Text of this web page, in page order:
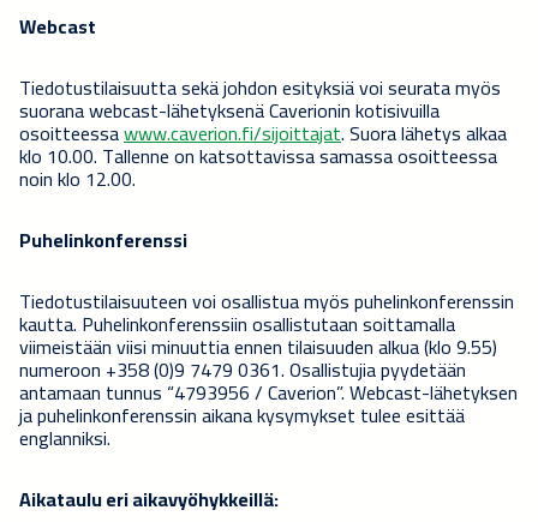
Webcast
Tiedotustilaisuutta sekä johdon esityksiä voi seurata myös
suorana webcast-lähetyksenä Caverionin kotisivuilla
osoitteessawww.caverion.fi/sijoittajat. Suora lähetys alkaa
klo 10.00. Tallenne on katsottavissa samassa osoitteessa
noin klo 12.00.
Puhelinkonferenssi
Tiedotustilaisuuteen voi osallistua myös puhelinkonferenssin
kautta. Puhelinkonferenssiin osallistutaan soittamalla
viimeistään viisi minuuttia ennen tilaisuuden alkua (klo 9.55)
numeroon +358 (0)9 7479 0361. Osallistujia pyydetään
antamaan tunnus “4793956 / Caverion”. Webcast-lähetyksen
ja puhelinkonferenssin aikana kysymykset tulee esittää
englanniksi.
Aikataulu eri aikavyöhykkeillä: